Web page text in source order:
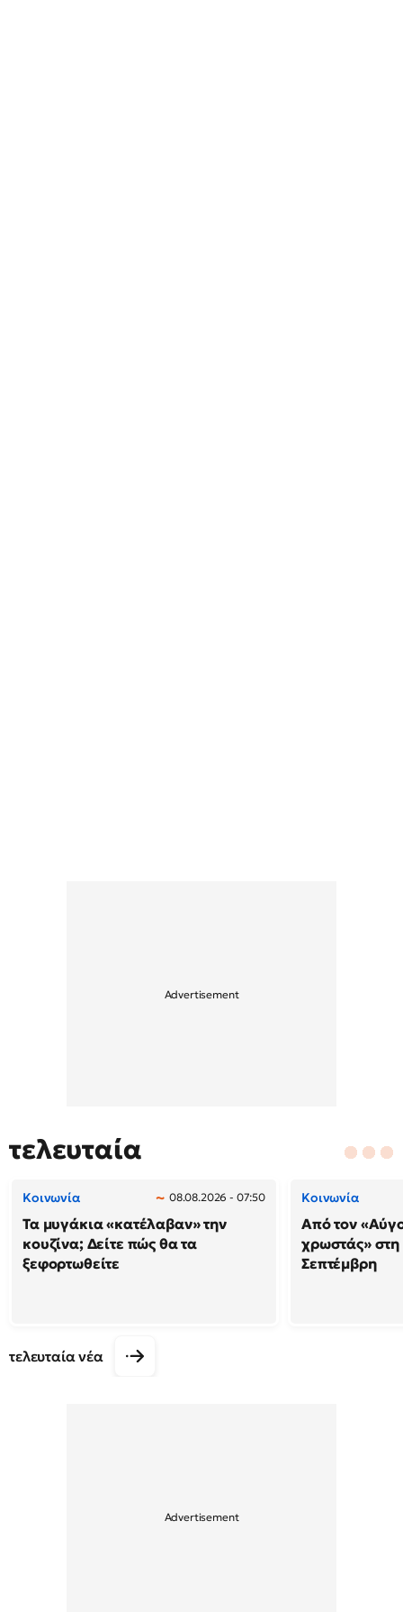
τελευταία
Κοινωνία 08.08.2026 - 07:50
Τα μυγάκια «κατέλαβαν» την
κουζίνα; Δείτε πώς θα τα
ξεφορτωθείτε
Κοινωνία
Από τον
χρωστάς»
Σεπτέμβρη
τελευταία νέα